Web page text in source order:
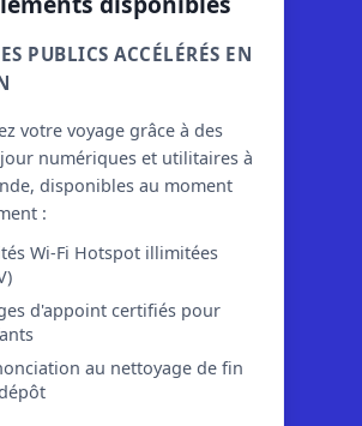
PUBLICS ACCÉLÉRÉS EN
votre voyage grâce à des
numériques et utilitaires à
disponibles au moment
:
Wi-Fi Hotspot illimitées
d'appoint certifiés pour
au nettoyage de fin